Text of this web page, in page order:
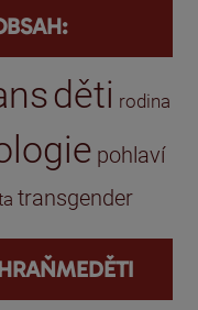
děti rodina
pohlaví
transgender